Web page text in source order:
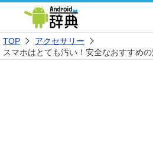
TOP
アクセサリー
スマホはとても汚い！安全なおすすめ